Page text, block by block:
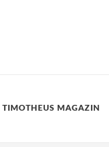
TIMOTHEUS MAGAZIN